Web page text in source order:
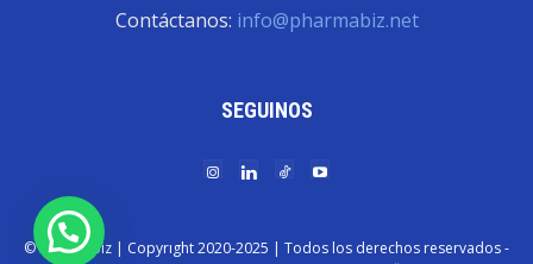
Contáctanos: info@pharmabiz.net
SEGUINOS
© Pharmabiz | Copyrıght 2020-2025 | Todos los derechos reservados -